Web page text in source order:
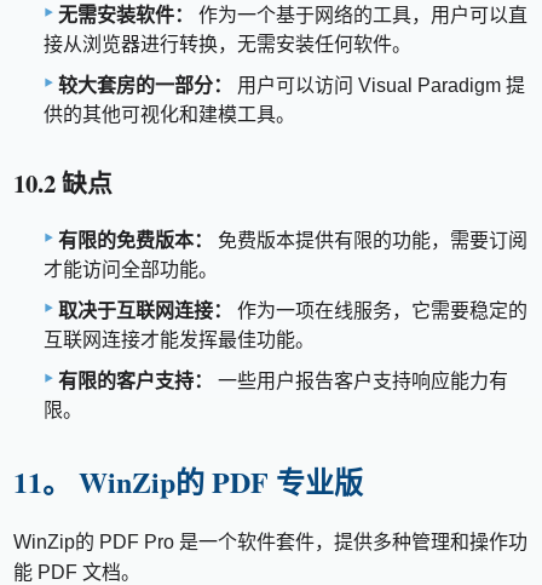
无需安装软件：
作为一个基于网络的工具，用户可以直
接从浏览器进行转换，无需安装任何软件。
较大套房的一部分：
用户可以访问 Visual Paradigm 提
供的其他可视化和建模工具。
10.2 缺点
有限的免费版本：
免费版本提供有限的功能，需要订阅
才能访问全部功能。
取决于互联网连接：
作为一项在线服务，它需要稳定的
互联网连接才能发挥最佳功能。
有限的客户支持：
一些用户报告客户支持响应能力有
限。
11。 WinZip的 PDF 专业版
WinZip的 PDF Pro 是一个软件套件，提供多种管理和操作功
能 PDF 文档。